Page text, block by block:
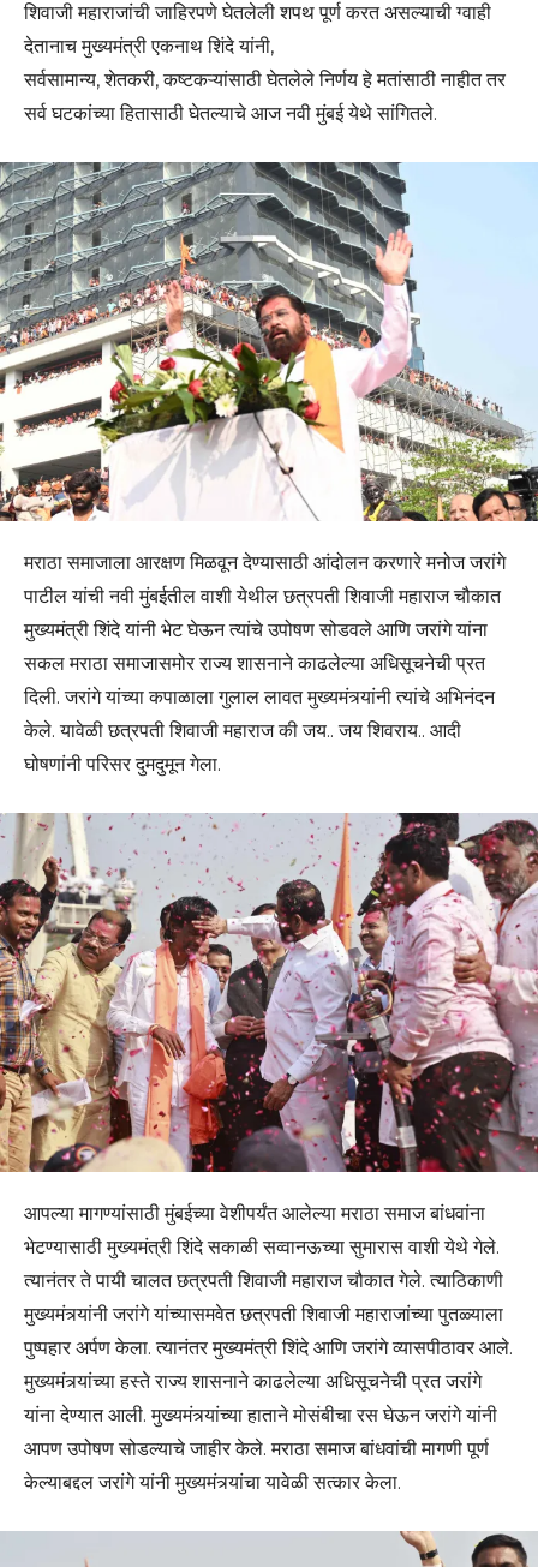
शिवाजी महाराजांची जाहिरपणे घेतलेली शपथ पूर्ण करत असल्याची ग्वाही
देतानाच मुख्यमंत्री एकनाथ शिंदे यांनी,
सर्वसामान्य, शेतकरी, कष्टकऱ्यांसाठी घेतलेले निर्णय हे मतांसाठी नाहीत तर
सर्व घटकांच्या हितासाठी घेतल्याचे आज नवी मुंबई येथे सांगितले.
मराठा समाजाला आरक्षण मिळवून देण्यासाठी आंदोलन करणारे मनोज जरांगे
पाटील यांची नवी मुंबईतील वाशी येथील छत्रपती शिवाजी महाराज चौकात
मुख्यमंत्री शिंदे यांनी भेट घेऊन त्यांचे उपोषण सोडवले आणि जरांगे यांना
सकल मराठा समाजासमोर राज्य शासनाने काढलेल्या अधिसूचनेची प्रत
दिली. जरांगे यांच्या कपाळाला गुलाल लावत मुख्यमंत्र्यांनी त्यांचे अभिनंदन
केले. यावेळी छत्रपती शिवाजी महाराज की जय.. जय शिवराय.. आदी
घोषणांनी परिसर दुमदुमून गेला.
आपल्या मागण्यांसाठी मुंबईच्या वेशीपर्यंत आलेल्या मराठा समाज बांधवांना
भेटण्यासाठी मुख्यमंत्री शिंदे सकाळी सव्वानऊच्या सुमारास वाशी येथे गेले.
त्यानंतर ते पायी चालत छत्रपती शिवाजी महाराज चौकात गेले. त्याठिकाणी
मुख्यमंत्र्यांनी जरांगे यांच्यासमवेत छत्रपती शिवाजी महाराजांच्या पुतळ्याला
पुष्पहार अर्पण केला. त्यानंतर मुख्यमंत्री शिंदे आणि जरांगे व्यासपीठावर आले.
मुख्यमंत्र्यांच्या हस्ते राज्य शासनाने काढलेल्या अधिसूचनेची प्रत जरांगे
यांना देण्यात आली. मुख्यमंत्र्यांच्या हाताने मोसंबीचा रस घेऊन जरांगे यांनी
आपण उपोषण सोडल्याचे जाहीर केले. मराठा समाज बांधवांची मागणी पूर्ण
केल्याबद्दल जरांगे यांनी मुख्यमंत्र्यांचा यावेळी सत्कार केला.